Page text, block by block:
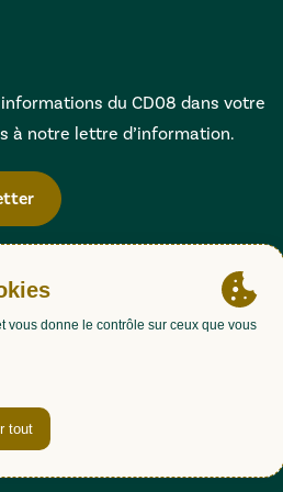
du CD08 dans votre
à notre lettre d’information.
conforme (98,51%)